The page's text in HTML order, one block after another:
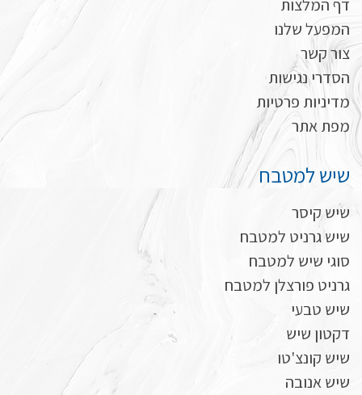
דף המלצות
המפעל שלנו
צור קשר
הסדרי נגישות
מדיניות פרטיות
מפת אתר
שיש למטבח
שיש קיסר
שיש גרניט למטבח
סוגי שיש למטבח
גרניט פורצלן למטבח
שיש טבעי
דקטון שיש
שיש קונצ'טו
שיש אנובה